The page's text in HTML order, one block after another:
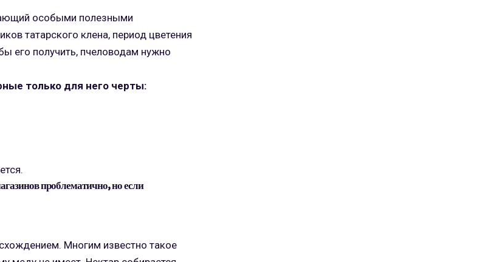
особыми полезными
татарского клена, период цветения
его получить, пчеловодам нужно
только для него черты:
проблематично, но если
Многим известно такое